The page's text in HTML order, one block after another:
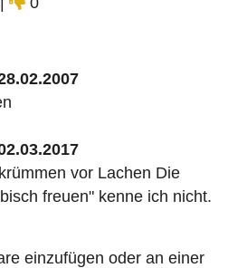
vor Lachen Die
freuen" kenne ich nicht.
einzufügen oder an einer